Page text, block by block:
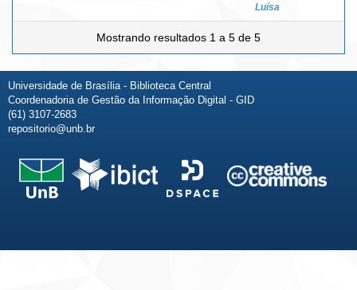
Luísa
Mostrando resultados 1 a 5 de 5
Universidade de Brasília - Biblioteca Central
Coordenadoria de Gestão da Informação Digital - GID
(61) 3107-2683
repositorio@unb.br